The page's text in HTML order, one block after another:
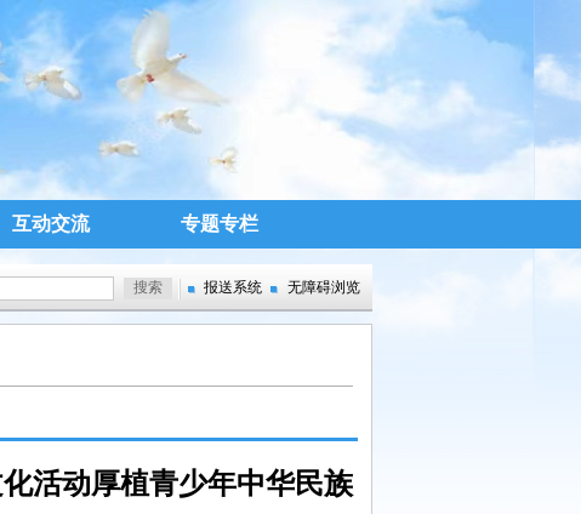
互动交流 专题专栏
报送系统 无障碍浏览
活动厚植青少年中华民族